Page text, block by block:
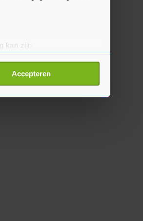
kan zijn
detailgedeelte
Accepteren